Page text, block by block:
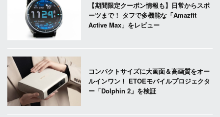
【期間限定クーポン情報も】日常からスポ
ーツまで！ タフで多機能な「Amazfit
Active Max」をレビュー
コンパクトサイズに大画面＆高画質をオー
ルインワン！ ETOEモバイルプロジェクタ
ー「Dolphin 2」を検証